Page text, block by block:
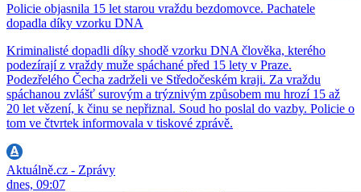
Policie objasnila 15 let starou vraždu bezdomovce. Pachatele
dopadla díky vzorku DNA
Kriminalisté dopadli díky shodě vzorku DNA člověka, kterého
podezírají z vraždy muže spáchané před 15 lety v Praze.
Podezřelého Čecha zadrželi ve Středočeském kraji. Za vraždu
spáchanou zvlášť surovým a trýznivým způsobem mu hrozí 15 až
20 let vězení, k činu se nepřiznal. Soud ho poslal do vazby. Policie o
tom ve čtvrtek informovala v tiskové zprávě.
Aktuálně.cz - Zprávy
dnes, 09:07